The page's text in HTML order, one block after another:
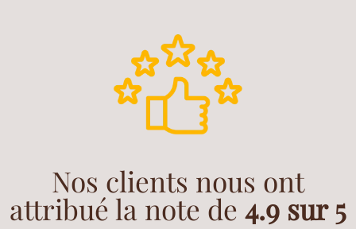
Nos clients nous ont
attribué la note de 4.9 sur 5